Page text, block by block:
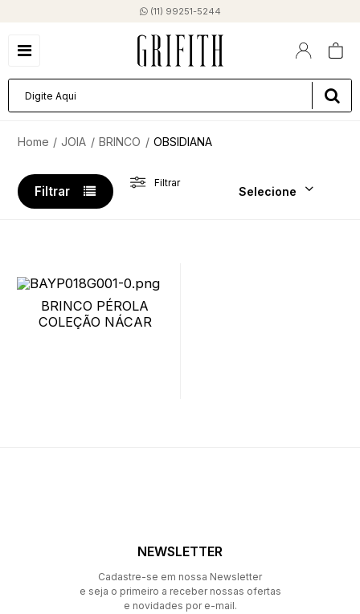
(11) 99251-5244
JOIA BRINCO OBSIDIANA
Filtrar
Filtrar
Selecione
BRINCO PÉROLA
COLEÇÃO NÁCAR
NEWSLETTER
Cadastre-se em nossa Newsletter
e seja o primeiro a receber nossas ofertas
e novidades por e-mail.